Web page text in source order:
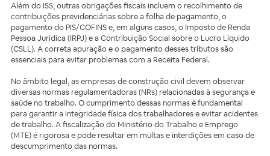
Além do ISS, outras obrigações fiscais incluem o recolhimento de
contribuições previdenciárias sobre a folha de pagamento, o
pagamento do PIS/COFINS e, em alguns casos, o Imposto de Renda
Pessoa Jurídica (IRPJ) e a Contribuição Social sobre o Lucro Líquido
(CSLL). A correta apuração e o pagamento desses tributos são
essenciais para evitar problemas com a Receita Federal.
No âmbito legal, as empresas de construção civil devem observar
diversas normas regulamentadoras (NRs) relacionadas à segurança e
saúde no trabalho. O cumprimento dessas normas é fundamental
para garantir a integridade física dos trabalhadores e evitar acidentes
de trabalho. A fiscalização do Ministério do Trabalho e Emprego
(MTE) é rigorosa e pode resultar em multas e interdições em caso de
descumprimento das normas.